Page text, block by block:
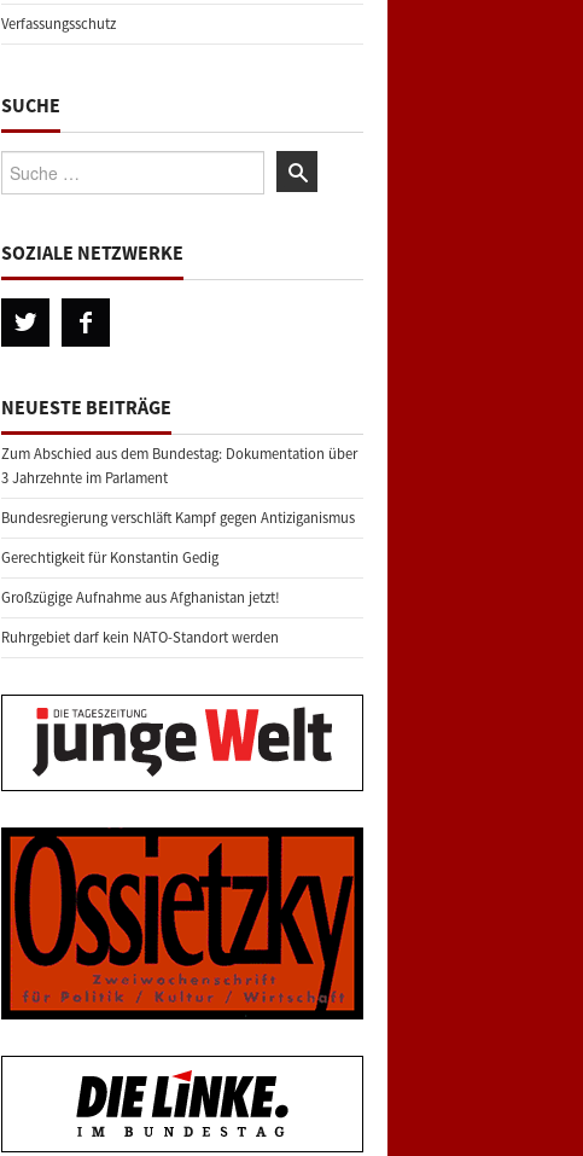
Verfassungsschutz
SUCHE
Suche:
SOZIALE NETZWERKE
NEUESTE BEITRÄGE
Zum Abschied aus dem Bundestag: Dokumentation über
3 Jahrzehnte im Parlament
Bundesregierung verschläft Kampf gegen Antiziganismus
Gerechtigkeit für Konstantin Gedig
Großzügige Aufnahme aus Afghanistan jetzt!
Ruhrgebiet darf kein NATO-Standort werden